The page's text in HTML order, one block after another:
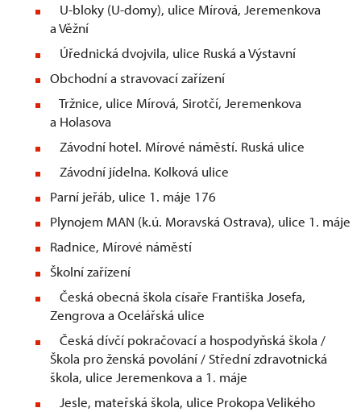
U-bloky (U-domy), ulice Mírová, Jeremenkova
a Věžní
Úřednická dvojvila, ulice Ruská a Výstavní
Obchodní a stravovací zařízení
Tržnice, ulice Mírová, Sirotčí, Jeremenkova
a Holasova
Závodní hotel. Mírové náměstí. Ruská ulice
Závodní jídelna. Kolková ulice
Parní jeřáb, ulice 1. máje 176
Plynojem MAN (k.ú. Moravská Ostrava), ulice 1. máje
Radnice, Mírové náměstí
Školní zařízení
Česká obecná škola císaře Františka Josefa,
Zengrova a Ocelářská ulice
Česká dívčí pokračovací a hospodyňská škola /
Škola pro ženská povolání / Střední zdravotnická
škola, ulice Jeremenkova a 1. máje
Jesle, mateřská škola, ulice Prokopa Velikého